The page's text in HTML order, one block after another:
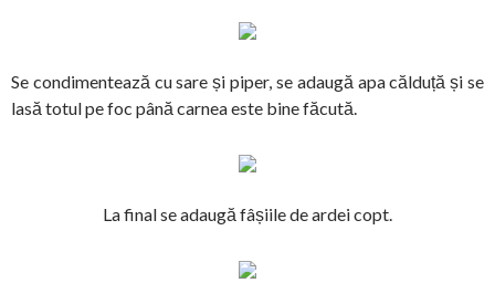
Se condimentează cu sare și piper, se adaugă apa călduță și se
lasă totul pe foc până carnea este bine făcută.
La final se adaugă fâșiile de ardei copt.